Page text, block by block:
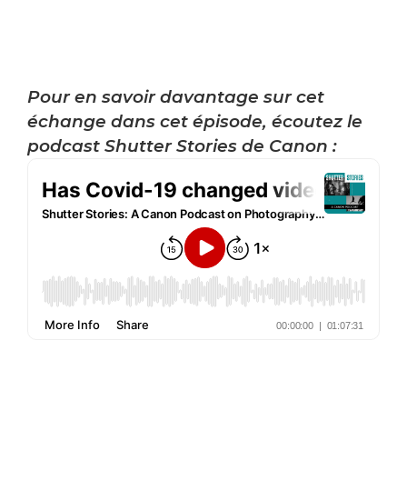
Pour en savoir davantage sur cet
échange dans cet épisode, écoutez le
podcast Shutter Stories de Canon :